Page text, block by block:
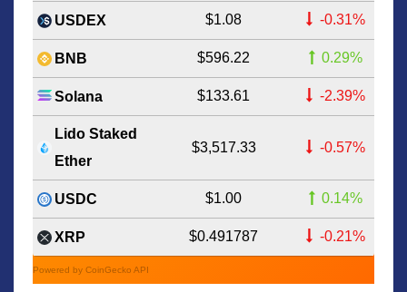
USDEX $1.08 -0.31%
BNB $596.22 0.29%
Solana $133.61 -2.39%
Lido Staked
Ether
$3,517.33 -0.57%
USDC $1.00 0.14%
XRP $0.491787 -0.21%
Powered by CoinGecko API